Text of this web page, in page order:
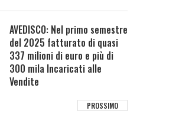
AVEDISCO: Nel primo semestre
del 2025 fatturato di quasi
337 milioni di euro e più di
300 mila Incaricati alle
Vendite
PROSSIMO